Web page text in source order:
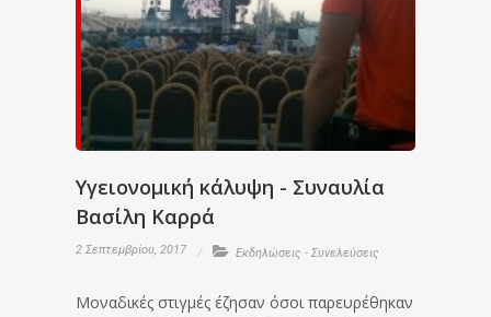
Υγειονομική κάλυψη - Συναυλία
Βασίλη Καρρά
2 Σεπτεμβρίου, 2017 Εκδηλώσεις - Συνελεύσεις
Μοναδικές στιγμές έζησαν όσοι παρευρέθηκαν